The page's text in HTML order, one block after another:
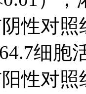
阴性对
细胞
阳性对